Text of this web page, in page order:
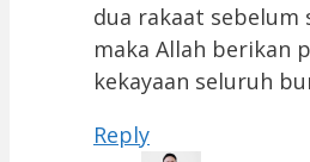
dua rakaat sebelum
maka Allah berikan
kekayaan seluruh
Reply